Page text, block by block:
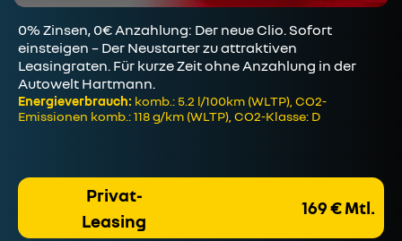
0% Zinsen, 0€ Anzahlung: Der neue Clio. Sofort
einsteigen – Der Neustarter zu attraktiven
Leasingraten. Für kurze Zeit ohne Anzahlung in der
Autowelt Hartmann.
Energieverbrauch: komb.: 5.2 l/100km (WLTP), CO2-
Emissionen komb.: 118 g/km (WLTP), CO2-Klasse: D
Privat-
Leasing
169 € Mtl.